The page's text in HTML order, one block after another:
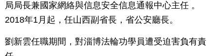
局局長兼國家網絡與信息安全信息通報中心主任 。
2018年1月起，任山西副省長，省公安廳長。
劉新雲任職期間，對淄博法輪功學員遭受迫害負有責